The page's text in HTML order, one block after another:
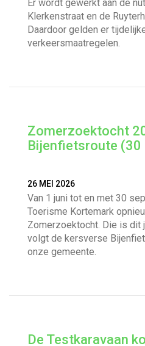
Er wordt gewerkt aan de
Klerkenstraat en de
Daardoor gelden er
verkeersmaatregelen.
Zomerzoektocht
Bijenfietsroute (30
26 MEI 2026
Van 1 juni tot en met 30
Toerisme Kortemark
Zomerzoektocht. Die is dit
volgt de kersverse
onze gemeente.
De Testkaravaan